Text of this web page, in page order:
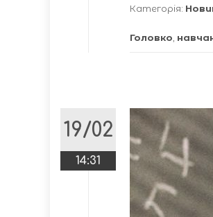
Категорія:
Головко
19/02
14:31